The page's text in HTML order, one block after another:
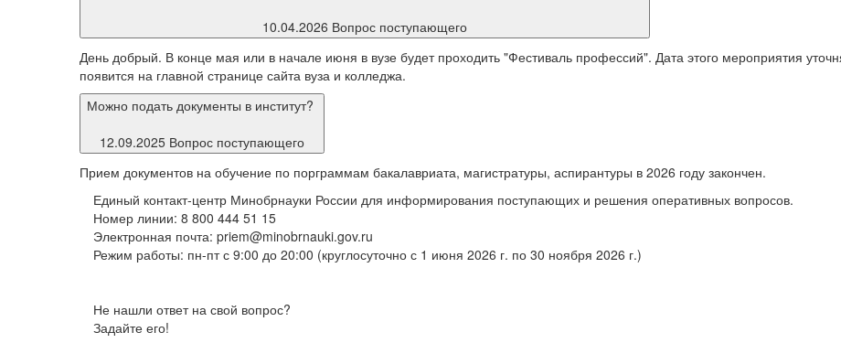
10.04.2026 Вопрос поступающего
День добрый. В конце мая или в начале июня в вузе будет проходить "Фестиваль профессий". Дата этого мероприятия
появится на главной странице сайта вуза и колледжа.
Можно подать документы в институт?
12.09.2025 Вопрос поступающего
Прием документов на обучение по порграммам бакалавриата, магистратуры, аспирантуры в 2026 году закончен.
Единый контакт-центр Минобрнауки России для информирования поступающих и решения оперативных вопросов.
Номер линии: 8 800 444 51 15
Электронная почта: priem@minobrnauki.gov.ru
Режим работы: пн-пт с 9:00 до 20:00 (круглосуточно с 1 июня 2026 г. по 30 ноября 2026 г.)
Не нашли ответ на свой вопрос?
Задайте его!